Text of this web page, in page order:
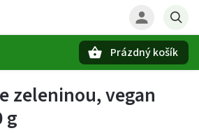
Prázdný košík
zeleninou, vegan
g